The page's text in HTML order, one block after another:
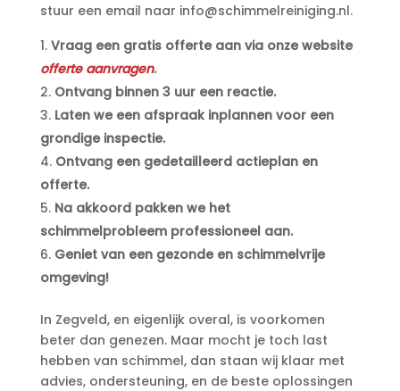
stuur een email naar info@schimmelreiniging.​nl.​
Vraag een gratis offerte aan via onze website
offerte aanvragen.​
Ontvang binnen 3 uur een reactie.​
Laten we een afspraak inplannen voor een
grondige inspectie.​
Ontvang een gedetailleerd actieplan en
offerte.​
Na akkoord pakken we het
schimmelprobleem professioneel aan.​
Geniet van een gezonde en schimmelvrije
omgeving!
In Zegveld, en eigenlijk overal, is voorkomen
beter dan genezen.​ Maar mocht je toch last
hebben van schimmel, dan staan wij klaar met
advies, ondersteuning, en de beste oplossingen